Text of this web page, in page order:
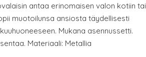
antaa erinomaisen valon kotiin tai
muotoilunsa ansiosta täydellisesti
Mukana asennussetti.
Materiaali: Metallia